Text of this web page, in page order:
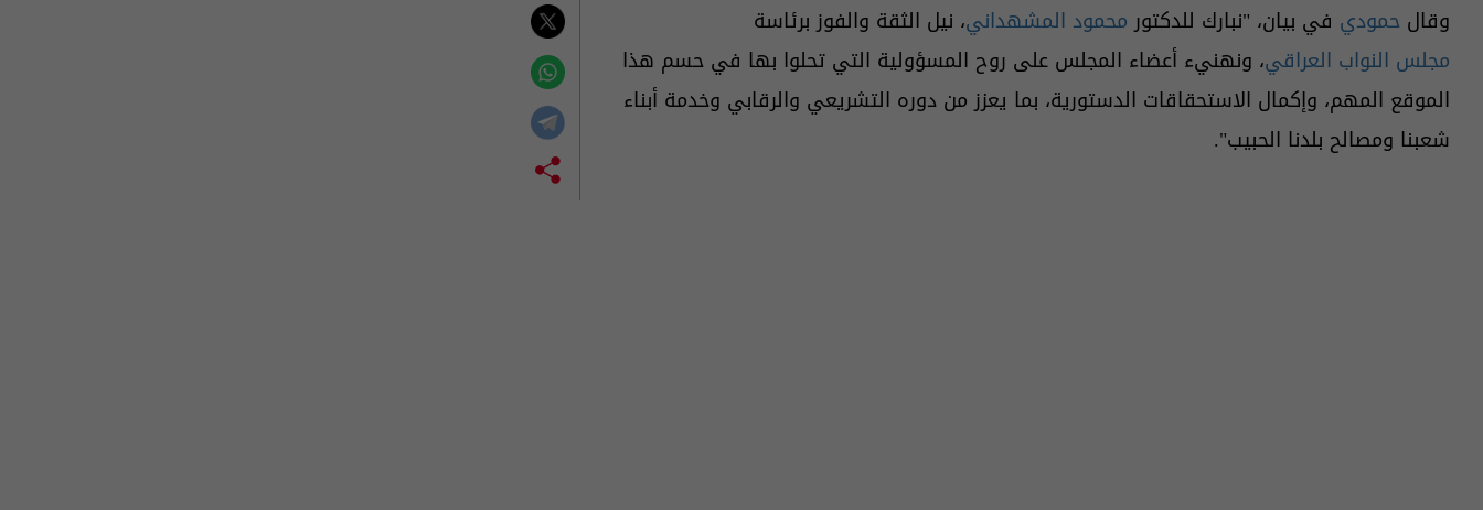
وقال حمودي في بيان، "نبارك للدكتورمحمود المشهداني، نيل الثقة والفوز برئاسة
مجلس النواب العراقي، ونهنيء أعضاء المجلس على روح المسؤولية التي تحلوا بها في حسم هذا
الموقع المهم، وإكمال الاستحقاقات الدستورية، بما يعزز من دوره التشريعي والرقابي وخدمة أبناء
شعبنا ومصالح بلدنا الحبيب".